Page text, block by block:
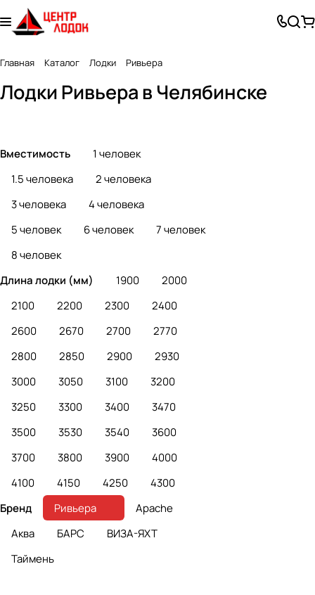
Главная Каталог Лодки Ривьера
Лодки Ривьера в Челябинске
189 товаров
Лодки из
тика
8 товаров 3 товара
Вместимость
1 человек
1.5 человека
2 человека
3 человека
4 человека
5 человек
6 человек
7 человек
8 человек
Длина лодки (мм)
1900
2000
2100
2200 2300
2400
2600
2670 2700
2770
2800
2850 2900
2930
3000
3050 3100
3200
3250
3300 3400
3470
3500
3530 3540
3600
3700
3800 3900
4000
4100
4150 4250
4300
Бренд
Apache
Аква
БАРС ВИЗА-ЯХТ
Ривьера
Таймень